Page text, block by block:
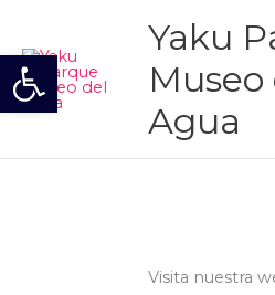
contenido
Yaku
Museo
Agua
Visita nuestra
Abrir barra de herramientas